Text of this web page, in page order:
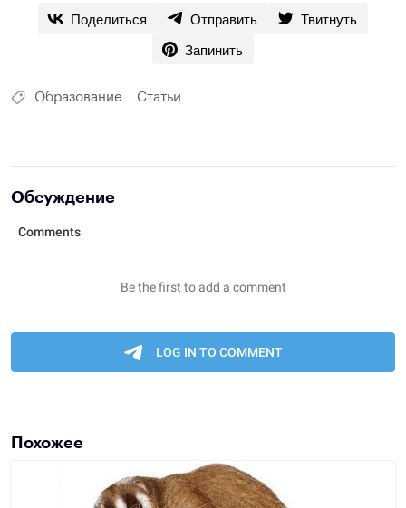
Поделиться Отправить
Твитнуть
Запинить
Образование Статьи
Обсуждение
Похожее